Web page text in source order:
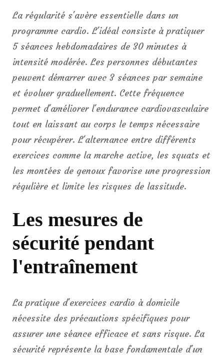
La régularité s'avère essentielle dans un
programme cardio. L'idéal consiste à pratiquer
5 séances hebdomadaires de 30 minutes à
intensité modérée. Les personnes débutantes
peuvent démarrer avec 3 séances par semaine
et évoluer graduellement. Cette fréquence
permet d'améliorer l'endurance cardiovasculaire
tout en laissant au corps le temps nécessaire
pour récupérer. L'alternance entre différents
exercices comme la marche active, les squats et
les montées de genoux favorise une progression
régulière et limite les risques de lassitude.
Les mesures de
sécurité pendant
l'entraînement
La pratique d'exercices cardio à domicile
nécessite des précautions spécifiques pour
assurer une séance efficace et sans risque. La
sécurité représente la base fondamentale d'un